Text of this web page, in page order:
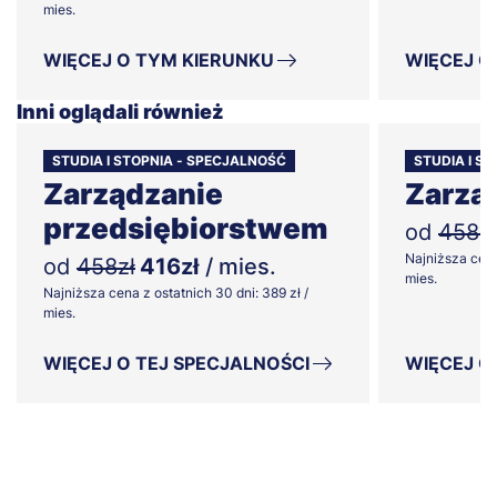
mies.
WIĘCEJ O TYM KIERUNKU WIĘCEJ
Inni oglądali również
STUDIA I STOPNIA - SPECJALNOŚĆ
Zarządzanie
przedsiębiorstwem
od 458zł 416zł / mies.
Najniższa cena z ostatnich 30 dni: 389 zł /
mies.
WIĘCEJ O TEJ SPECJALNOŚCI
STUDIA I
od 458zł
Najniższa
mies.
WIĘCEJ